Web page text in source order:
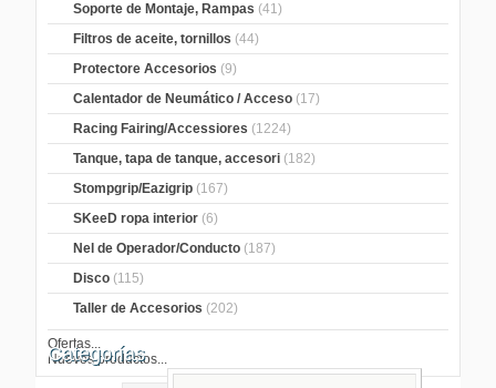
Soporte de Montaje, Rampas (41)
Filtros de aceite, tornillos (44)
Protectore Accesorios (9)
Calentador de Neumático / Acceso (17)
Racing Fairing/Accessiores (1224)
Tanque, tapa de tanque, accesori (182)
Stompgrip/Eazigrip (167)
SKeeD ropa interior (6)
Nel de Operador/Conducto (187)
Disco (115)
Taller de Accesorios (202)
Ofertas...
Nuevos productos...
Categorías